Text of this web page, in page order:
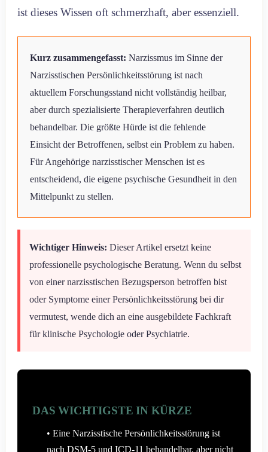
ist dieses Wissen oft schmerzhaft, aber essenziell.
Kurz zusammengefasst: Narzissmus im Sinne der
Narzisstischen Persönlichkeitsstörung ist nach
aktuellem Forschungsstand nicht vollständig heilbar,
aber durch spezialisierte Therapieverfahren deutlich
behandelbar. Die größte Hürde ist die fehlende
Einsicht der Betroffenen, selbst ein Problem zu haben.
Für Angehörige narzisstischer Menschen ist es
entscheidend, die eigene psychische Gesundheit in den
Mittelpunkt zu stellen.
Wichtiger Hinweis: Dieser Artikel ersetzt keine
professionelle psychologische Beratung. Wenn du selbst
von einer narzisstischen Bezugsperson betroffen bist
oder Symptome einer Persönlichkeitsstörung bei dir
vermutest, wende dich an eine ausgebildete Fachkraft
für klinische Psychologie oder Psychiatrie.
DAS WICHTIGSTE IN KÜRZE
• Eine Narzisstische Persönlichkeitsstörung ist
nach DSM-5 und ICD-11 behandelbar, aber nicht